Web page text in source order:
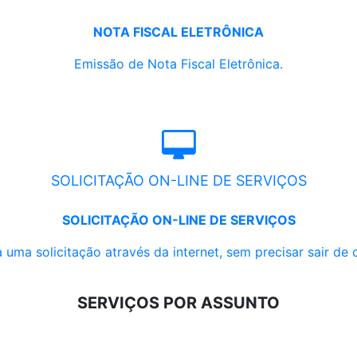
NOTA FISCAL ELETRÔNICA
Emissão de Nota Fiscal Eletrônica.
SOLICITAÇÃO ON-LINE DE SERVIÇOS
SOLICITAÇÃO ON-LINE DE SERVIÇOS
uma solicitação através da internet, sem precisar sair de
SERVIÇOS POR ASSUNTO